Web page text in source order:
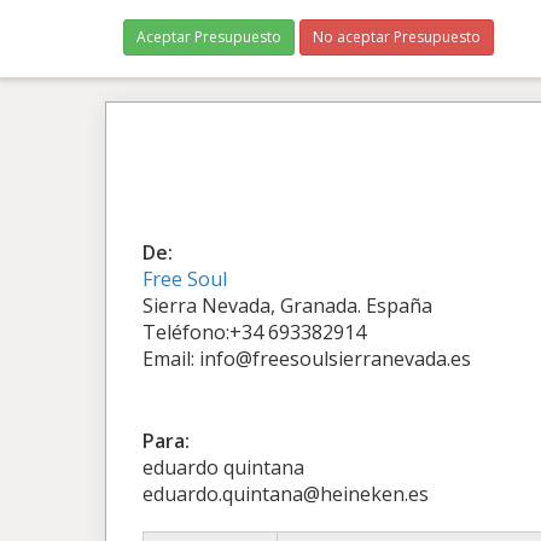
Aceptar Presupuesto No aceptar Presupuesto
De:
Free Soul
Sierra Nevada, Granada. España
Teléfono:+34 693382914
Email: info@freesoulsierranevada.es
Para:
eduardo quintana
eduardo.quintana@heineken.es